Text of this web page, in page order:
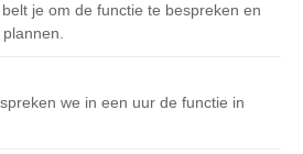
je om de functie te bespreken en
we in een uur de functie in